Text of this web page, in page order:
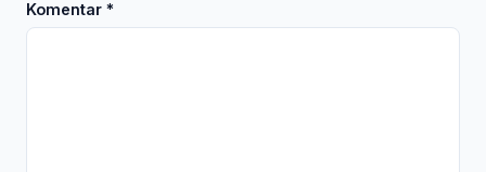
Komentar *